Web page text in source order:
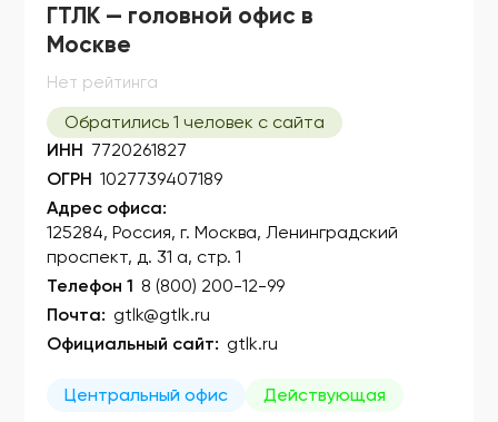
ГТЛК — головной офис в
Москве
Нет рейтинга
Обратились 1 человек с сайта
ИНН 7720261827
ОГРН 1027739407189
Адрес офиса:
125284, Россия, г. Москва, Ленинградский
проспект, д. 31 а, стр. 1
Телефон 1 8 (800) 200-12-99
Почта: gtlk@gtlk.ru
Официальный сайт: gtlk.ru
Центральный офис Действующая